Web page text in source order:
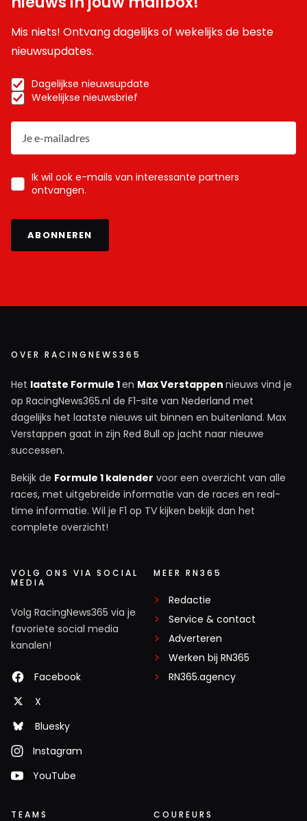
Mis niets! Ontvang dagelijks of wekelijks de beste
nieuwsupdates.
Dagelijkse nieuwsupdate
Wekelijkse nieuwsbrief
Ik wil ook e-mails van interessante partners
ontvangen.
ABONNEREN
OVER RACINGNEWS365
Het laatste Formule 1en Max Verstappen nieuws vind je
op RacingNews365.nl de F1-site van Nederland met
dagelijks het laatste nieuws uit binnen en buitenland. Max
Verstappen gaat in zijn Red Bull op jacht naar nieuwe
successen.
Bekijk de Formule 1 kalender voor een overzicht van alle
races, met uitgebreide informatie van de races en real-
time informatie. Wil je F1 op TV kijken bekijk dan het
complete overzicht!
VOLG ONS VIA SOCIAL
MEDIA
Volg RacingNews365 via je
favoriete social media
kanalen!
Facebook
X
Bluesky
Instagram
YouTube
MEER RN365
Redactie
Service & contact
Adverteren
Werken bij RN365
RN365.agency
TEAMS COUREURS